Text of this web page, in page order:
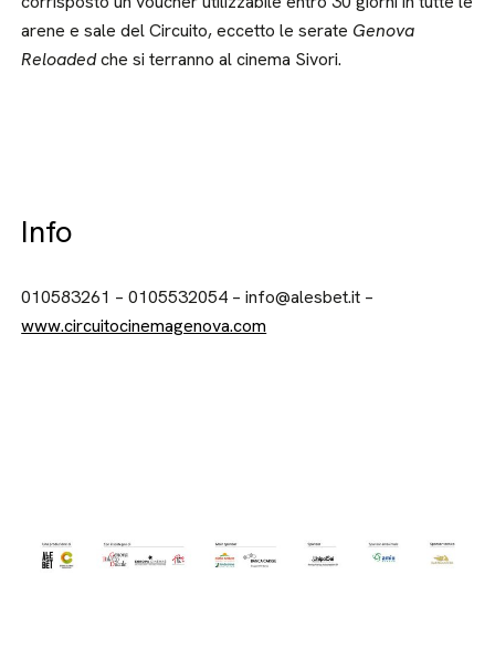
arene e sale del Circuito, eccetto le serate Genova
Reloadedche si terranno al cinema Sivori.
Info
010583261 – 0105532054 – info@alesbet.it –
www.circuitocinemagenova.com